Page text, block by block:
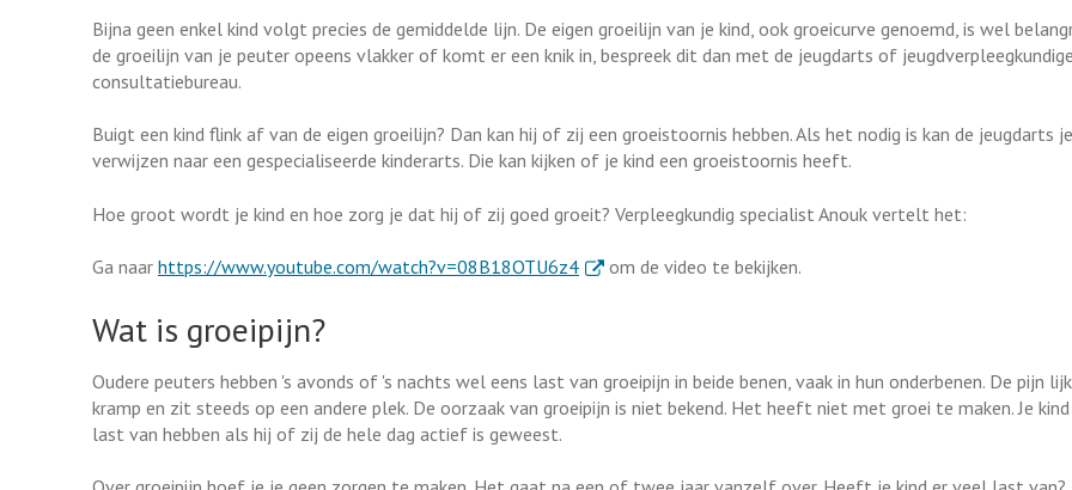
Bijna geen enkel kind volgt precies de gemiddelde lijn. De eigen groeilijn van je kind, ook groeicurve genoemd, is wel
de groeilijn van je peuter opeens vlakker of komt er een knik in, bespreek dit dan met de jeugdarts of
consultatiebureau.
Buigt een kind flink af van de eigen groeilijn? Dan kan hij of zij een groeistoornis hebben. Als het nodig is kan de jeugdarts je
verwijzen naar een gespecialiseerde kinderarts. Die kan kijken of je kind een groeistoornis heeft.
Hoe groot wordt je kind en hoe zorg je dat hij of zij goed groeit? Verpleegkundig specialist Anouk vertelt het:
Ga naar https://www.youtube.com/watch?v=08B18OTU6z4. Externe link
om de video te bekijken.
Wat is groeipijn?
Oudere peuters hebben 's avonds of 's nachts wel eens last van groeipijn in beide benen, vaak in hun onderbenen. De pijn
kramp en zit steeds op een andere plek. De oorzaak van groeipijn is niet bekend. Het heeft niet met groei te maken. Je
last van hebben als hij of zij de hele dag actief is geweest.